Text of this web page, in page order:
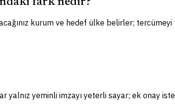
kurum ve hedef ülke belirler;
yalnız yeminli imzayı yeterli sayar; ek onay